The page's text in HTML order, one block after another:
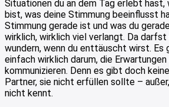
Situationen du an dem Tag erlebt hast,
bist, was deine Stimmung beeinflusst
Stimmung gerade ist und was du
wirklich, wirklich viel verlangt. Da
wundern, wenn du enttäuscht wirst. Es
einfach wirklich darum, die
kommunizieren. Denn es gibt doch
Partner, sie nicht erfüllen sollte –
nicht kennt.